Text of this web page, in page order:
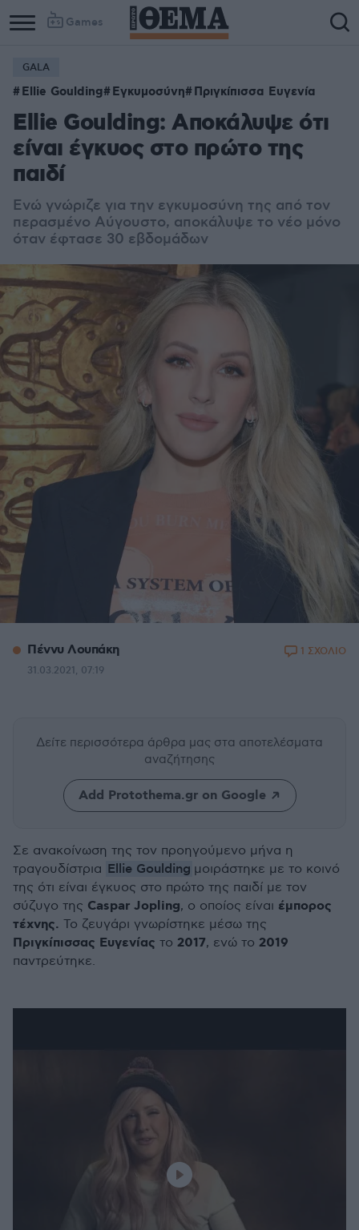
Games
GALA
Ellie Goulding Εγκυμοσύνη Πριγκίπισσα Ευγενία
Ellie Goulding: Αποκάλυψε ότι
είναι έγκυος στο πρώτο της
παιδί
Ενώ γνώριζε για την εγκυμοσύνη της από τον
περασμένο Αύγουστο, αποκάλυψε το νέο μόνο
όταν έφτασε 30 εβδομάδων
Πέννυ Λουπάκη
31.03.2021, 07:19
1 ΣΧΟΛΙΟ
Δείτε περισσότερα άρθρα μας στα αποτελέσματα
αναζήτησης
Add Protothema.gr on Google
Σε ανακοίνωση της τον προηγούμενο μήνα η
τραγουδίστρια Ellie Goulding μοιράστηκε με το κοινό
της ότι είναι έγκυος στο πρώτο της παιδί με τον
σύζυγο της Caspar Jopling, ο οποίος είναι έμπορος
τέχνης. Το ζευγάρι γνωρίστηκε μέσω της
Πριγκίπισσας Ευγενίας το 2017, ενώ το 2019
παντρεύτηκε.